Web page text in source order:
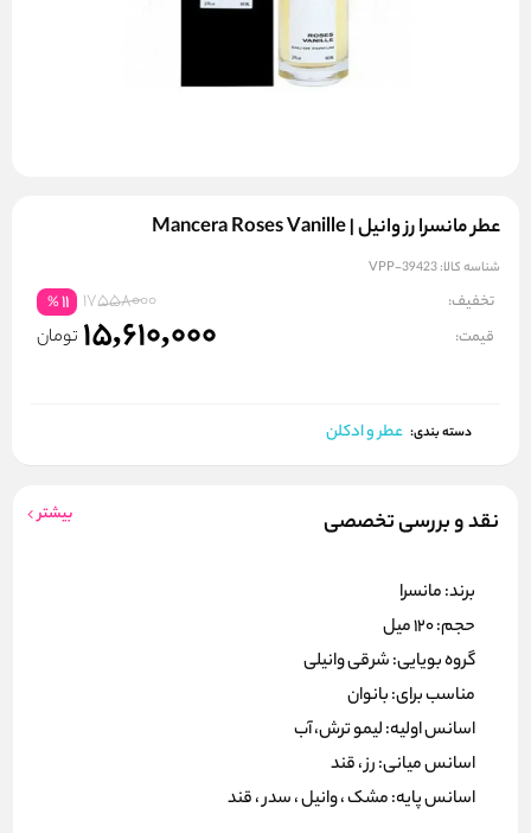
عطر مانسرا رز وانیل | Mancera Roses Vanille
شناسه کالا:VPP-39423
تخفیف: 17558000
11
%
قیمت: 15,610,000 تومان
دسته بندی: عطر و ادکلن
نقد و بررسی تخصصی بیشتر
برند: مانسرا
حجم: 120 میل
گروه بویایی: شرقی وانیلی
مناسب برای: بانوان
اسانس اولیه: لیمو ترش، آب
اسانس میانی: رز ، قند
اسانس پایه: مشک ، وانیل ، سدر ، قند